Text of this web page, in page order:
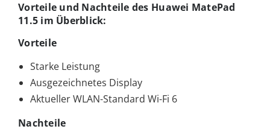
Vorteile und Nachteile des Huawei MatePad
11.5 im Überblick:
Vorteile
Starke Leistung
Ausgezeichnetes Display
Aktueller WLAN-Standard Wi-Fi 6
Nachteile